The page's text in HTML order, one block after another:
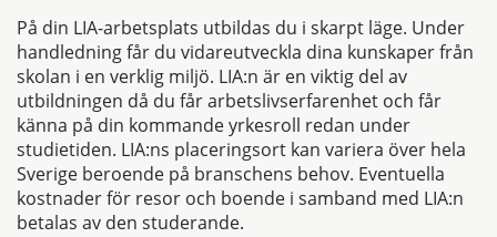
På din LIA-arbetsplats utbildas du i skarpt läge. Under
handledning får du vidareutveckla dina kunskaper från
skolan i en verklig miljö. LIA:n är en viktig del av
utbildningen då du får arbetslivserfarenhet och får
känna på din kommande yrkesroll redan under
studietiden. LIA:ns placeringsort kan variera över hela
Sverige beroende på branschens behov. Eventuella
kostnader för resor och boende i samband med LIA:n
betalas av den studerande.